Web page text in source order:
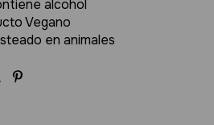
alcohol
Vegano
en animales